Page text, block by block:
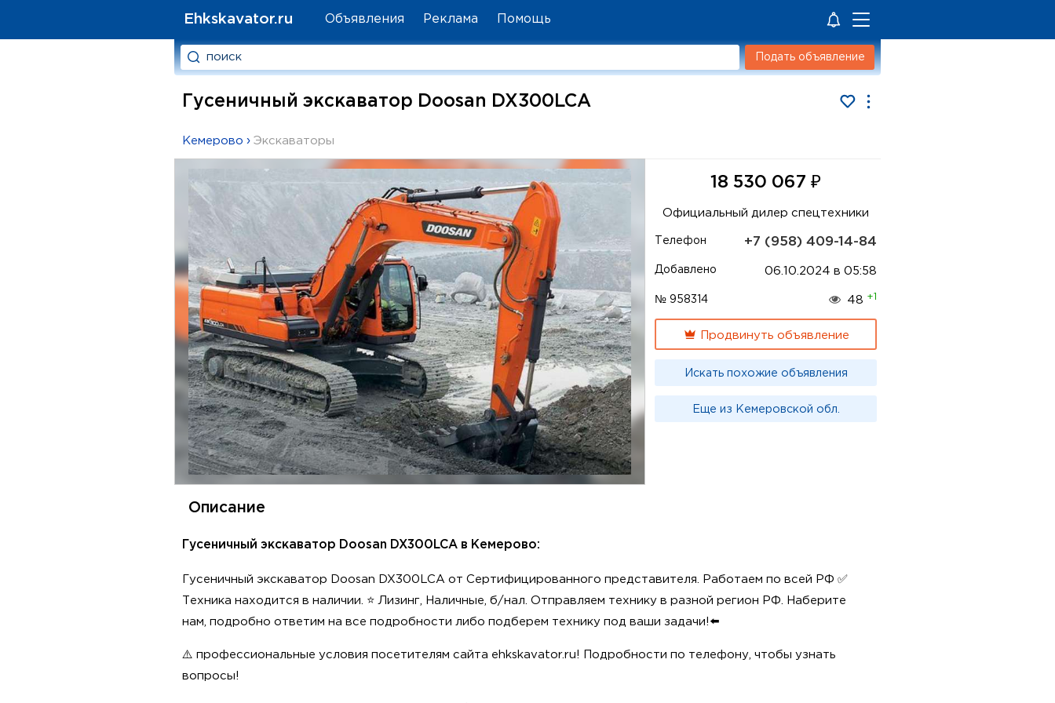
Ehkskavator.ru Объявления Реклама Помощь
Подать объявление
Гусеничный экскаватор Doosan DX300LCA
Кемерово › Экскаваторы
18 530 067 ₽
Официальный дилер спецтехники
Телефон +7 (958) 409-14-84
Добавлено 06.10.2024 в 05:58
№ 958314 48 +1
Продвинуть объявление
Искать похожие объявления
Еще из Кемеровской обл.
Описание
Гусеничный экскаватор Doosan DX300LCA в Кемерово:
Гусеничный экскаватор Doosan DX300LCA от Сертифицированного представителя. Работаем по всей РФ ✅
Техника находится в наличии. ⭐️ Лизинг, Наличные, б/нал. Отправляем технику в разной регион РФ. Наберите
нам, подробно ответим на все подробности либо подберем технику под ваши задачи!⬅️
⚠️ профессиональные условия посетителям сайта ehkskavator.ru! Подробности по телефону, чтобы узнать
вопросы!